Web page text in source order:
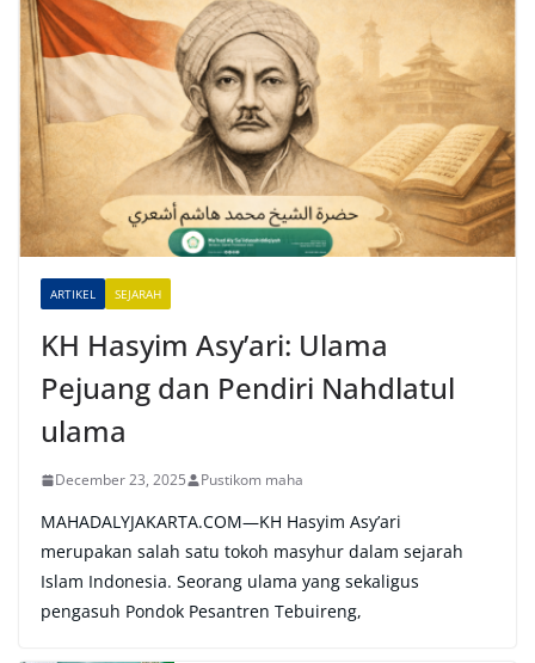
a
t
i
v
ARTIKEL SEJARAH
KH Hasyim Asy’ari: Ulama
Pejuang dan Pendiri Nahdlatul
ulama
December 23, 2025 Pustikom maha
MAHADALYJAKARTA.COM—KH Hasyim Asy’ari
merupakan salah satu tokoh masyhur dalam sejarah
Islam Indonesia. Seorang ulama yang sekaligus
pengasuh Pondok Pesantren Tebuireng,